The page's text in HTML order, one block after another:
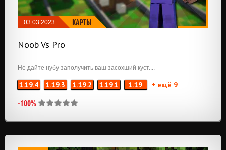
03.03.2023 КАРТЫ
Noob Vs Pro
Не дайте нубу заполучить ваш засохший куст....
1.19.4 1.19.3 1.19.2 1.19.1 1.19 + ещё 9
-100%